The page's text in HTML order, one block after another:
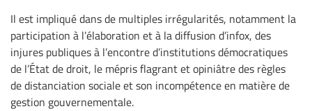
Il est impliqué dans de multiples irrégularités, notamment la
participation à l’élaboration et à la diffusion d’infox, des
injures publiques à l’encontre d’institutions démocratiques
de l’État de droit, le mépris flagrant et opiniâtre des règles
de distanciation sociale et son incompétence en matière de
gestion gouvernementale.